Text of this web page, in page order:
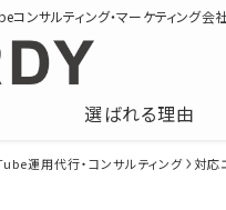
ンサルティング・マーケティング会
選ばれる理由
運用代行・コンサルティング 対応